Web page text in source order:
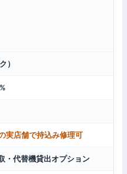
）
実店舗で持込み修理可
・代替機貸出オプション